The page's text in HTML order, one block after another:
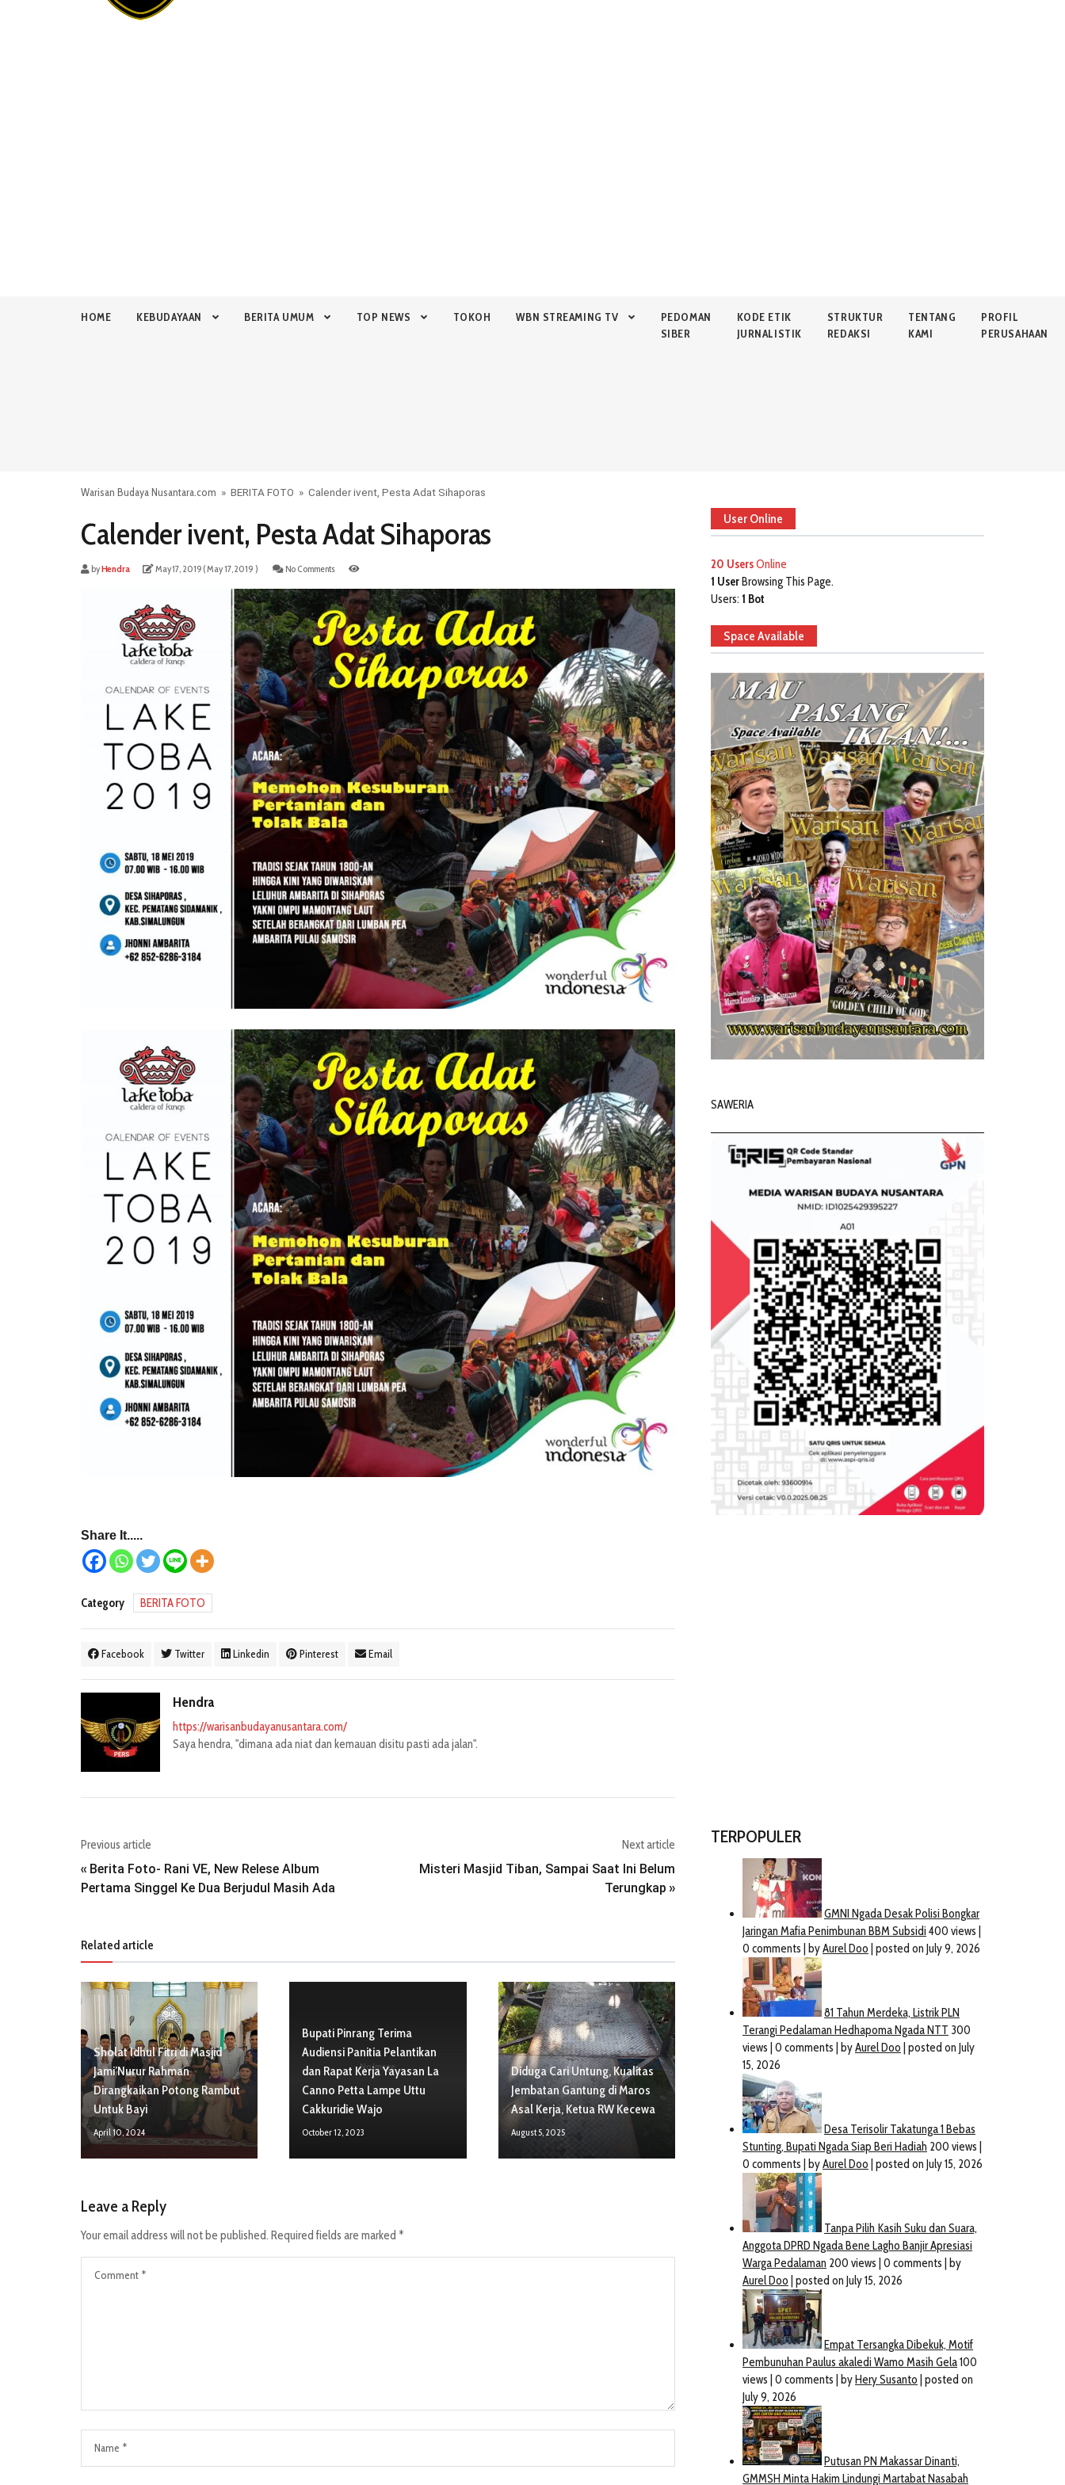
HOME KEBUDAYAAN BERITA UMUM TOP NEWS TOKOH WBN STREAMING TV
PEDOMAN
SIBER
KODE ETIK
JURNALISTIK
STRUKTUR
REDAKSI
TENTANG
KAMI
PROFIL
PERUSAHAAN
Warisan Budaya Nusantara.com » BERITA FOTO » Calender ivent, Pesta Adat Sihaporas
Calender ivent, Pesta Adat Sihaporas
byHendra May 17, 2019 ( May 17, 2019 ) No Comments
Share It.....
Category BERITA FOTO
Facebook Twitter Linkedin Pinterest Email
Hendra
https://warisanbudayanusantara.com/
Saya hendra, "dimana ada niat dan kemauan disitu pasti ada jalan".
Previous article
« Berita Foto- Rani VE, New Relese Album
Pertama Singgel Ke Dua Berjudul Masih Ada
Next article
Misteri Masjid Tiban, Sampai Saat Ini Belum
Terungkap »
Related article
Sholat Idhul Fitri di Masjid
Jami’Nurur Rahman
Dirangkaikan Potong Rambut
Untuk Bayi
April 10, 2024
No Image
Bupati Pinrang Terima
Audiensi Panitia Pelantikan
dan Rapat Kerja Yayasan La
Canno Petta Lampe Uttu
Cakkuridie Wajo
October 12, 2023
Diduga Cari Untung, Kualitas
Jembatan Gantung di Maros
Asal Kerja, Ketua RW Kecewa
August 5, 2025
Logo Baru Nahkoda Baru,
Partai Solidaritas Indonesia
Jadi Kekuatan Politik Baru di
Maros
August 2, 2025 August 30, 2024
Leave a Reply
Your email address will not be published. Required fields are marked *
User Online
20 UsersOnline
1 UserBrowsing This Page.
Users: 1 Bot
Space Available
SAWERIA
TERPOPULER